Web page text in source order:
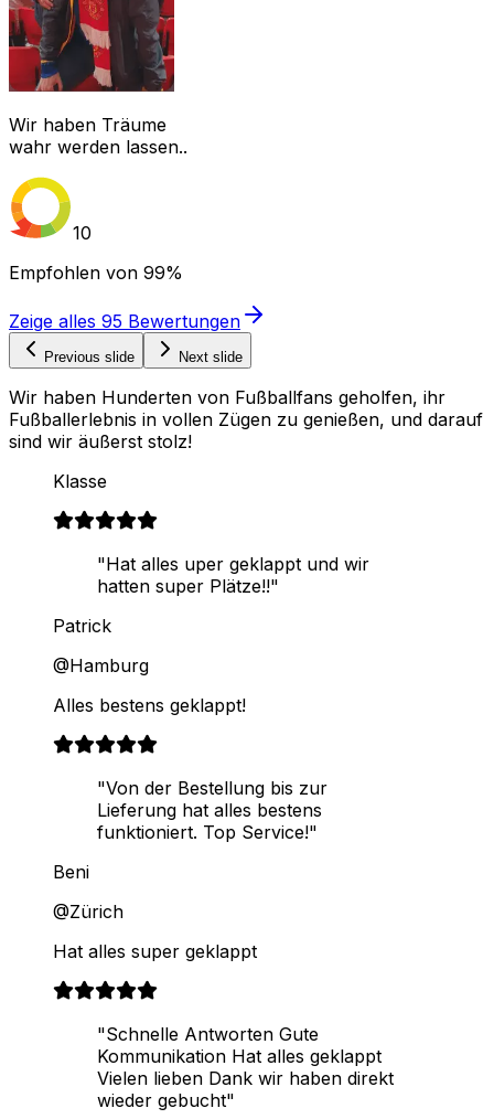
Wir haben Träume
wahr werden lassen..
10
Empfohlen von 99%
Zeige alles 95 Bewertungen
Previous slide Next slide
Wir haben Hunderten von Fußballfans geholfen, ihr
Fußballerlebnis in vollen Zügen zu genießen, und darauf
sind wir äußerst stolz!
Klasse
"Hat alles uper geklappt und wir
hatten super Plätze!!"
Patrick
@Hamburg
Alles bestens geklappt!
"Von der Bestellung bis zur
Lieferung hat alles bestens
funktioniert. Top Service!"
Beni
@Zürich
Hat alles super geklappt
"Schnelle Antworten Gute
Kommunikation Hat alles geklappt
Vielen lieben Dank wir haben direkt
wieder gebucht"